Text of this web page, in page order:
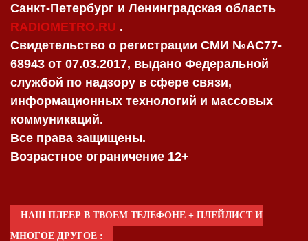
Санкт-Петербург и Ленинградская область
RADIOMETRO.RU .
Свидетельство о регистрации СМИ №AC77-
68943 от 07.03.2017, выдано Федеральной
службой по надзору в сфере связи,
информационных технологий и массовых
коммуникаций.
Все права защищены.
Возрастное ограничение 12+
НАШ ПЛЕЕР В ТВОЕМ ТЕЛЕФОНЕ + ПЛЕЙЛИСТ И
МНОГОЕ ДРУГОЕ :